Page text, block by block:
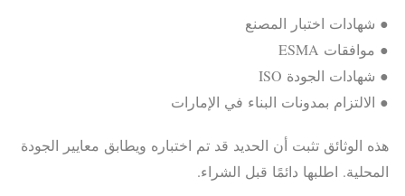
● شهادات اختبار المصنع
● موافقات ESMA
● شهادات الجودة ISO
● الالتزام بمدونات البناء في الإمارات
هذه الوثائق تثبت أن الحديد قد تم اختباره ويطابق معايير الجودة
المحلية. اطلبها دائمًا قبل الشراء.